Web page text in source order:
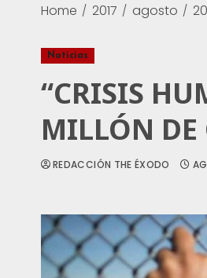
Home 2017 agosto 20
Noticias
“CRISIS
MILLÓN DE
REDACCIÓN THE ÉXODO